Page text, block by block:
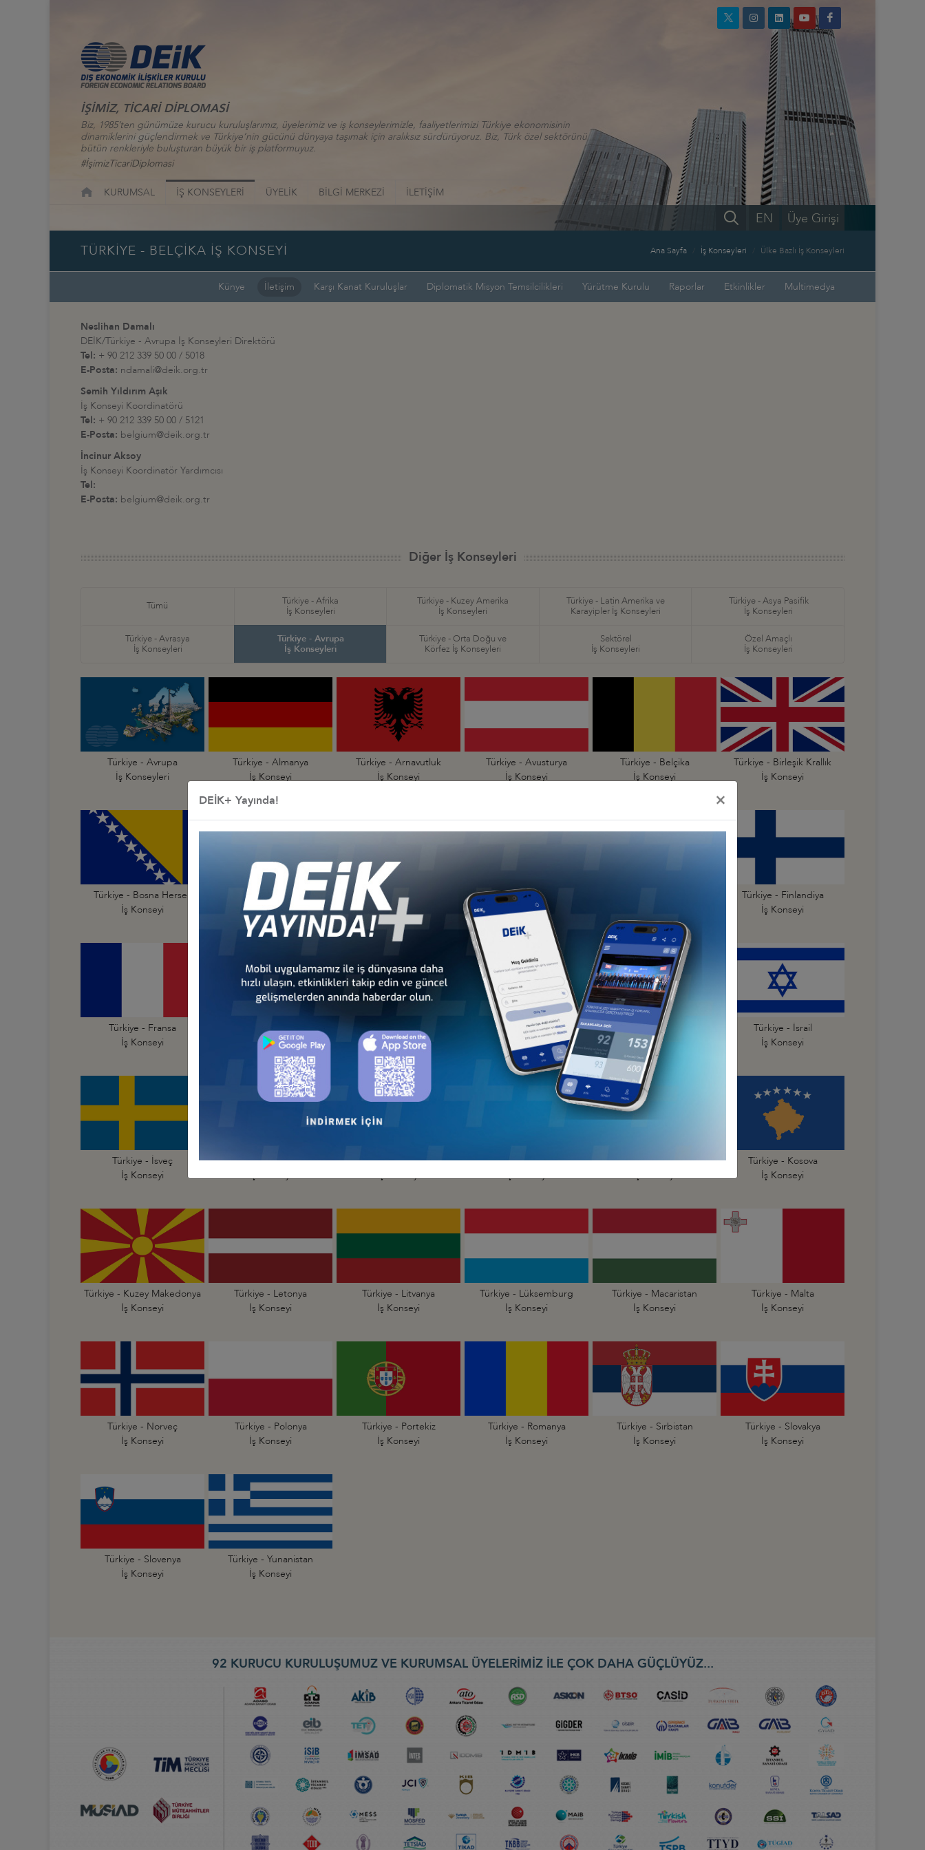
İŞİMİZ, TİCARİ DİPLOMASİ
Biz, 1985’ten günümüze kurucu kuruluşlarımız, üyelerimiz ve iş konseylerimizle, faaliyetlerimizi Türkiye ekonomisinin
dinamiklerini güçlendirmek ve Türkiye’nin gücünü dünyaya taşımak için aralıksız sürdürüyoruz. Biz, Türk özel sektörünü
bütün renkleriyle buluşturan büyük bir iş platformuyuz.
#İşimizTicariDiplomasi
KURUMSAL İŞ KONSEYLERİ ÜYELİK BİLGİ MERKEZİ İLETİŞİM
Üye Girişi
EN
TÜRKİYE - BELÇİKA İŞ KONSEYİ Ana Sayfa İş Konseyleri Ülke Bazlı İş Konseyleri
Künye İletişim Karşı Kanat Kuruluşlar Diplomatik Misyon Temsilcilikleri Yürütme Kurulu Raporlar Etkinlikler Multimedya
Neslihan Damalı
DEİK/Türkiye - Avrupa İş Konseyleri Direktörü
Tel: + 90 212 339 50 00 / 5018
E-Posta: ndamali@deik.org.tr
Semih Yıldırım Aşık
İş Konseyi Koordinatörü
Tel: + 90 212 339 50 00 / 5121
E-Posta: belgium@deik.org.tr
İncinur Aksoy
İş Konseyi Koordinatör Yardımcısı
Tel:
E-Posta: belgium@deik.org.tr
Diğer İş Konseyleri
Tümü
Türkiye - Afrika
İş Konseyleri
Türkiye - Kuzey Amerika
İş Konseyleri
Türkiye - Latin Amerika ve
Karayipler İş Konseyleri
Türkiye - Asya Pasifik
İş Konseyleri
Türkiye - Avrasya
İş Konseyleri
Türkiye - Avrupa
İş Konseyleri
Türkiye - Orta Doğu ve
Körfez İş Konseyleri
Sektörel
İş Konseyleri
Özel Amaçlı
İş Konseyleri
Türkiye - Avrupa
İş Konseyleri
Türkiye - Almanya
İş Konseyi
Türkiye - Arnavutluk
İş Konseyi
Türkiye - Avusturya
İş Konseyi
Türkiye - Belçika
İş Konseyi
Türkiye - Birleşik Krallık
İş Konseyi
Türkiye - Bosna Hersek
İş Konseyi
Türkiye - Bulgaristan
İş Konseyi
Türkiye - Çekya
İş Konseyi
Türkiye - Danimarka
İş Konseyi
Türkiye - Finlandiya
İş Konseyi
Türkiye - Fransa
İş Konseyi
Türkiye - Hırvatistan
İş Konseyi
Türkiye - Hollanda
İş Konseyi
Türkiye - İrlanda
İş Konseyi
Türkiye - İspanya
İş Konseyi
Türkiye - İsrail
İş Konseyi
Türkiye - İsveç
İş Konseyi
Türkiye - İsviçre
İş Konseyi
Türkiye - İtalya
İş Konseyi
Türkiye - K.K.T.C.
İş Konseyi
Türkiye - Karadağ
İş Konseyi
Türkiye - Kosova
İş Konseyi
Türkiye - Kuzey Makedonya
İş Konseyi
Türkiye - Letonya
İş Konseyi
Türkiye - Litvanya
İş Konseyi
Türkiye - Lüksemburg
İş Konseyi
Türkiye - Macaristan
İş Konseyi
Türkiye - Malta
İş Konseyi
Türkiye - Norveç
İş Konseyi
Türkiye - Polonya
İş Konseyi
Türkiye - Portekiz
İş Konseyi
Türkiye - Romanya
İş Konseyi
Türkiye - Sırbistan
İş Konseyi
Türkiye - Slovakya
İş Konseyi
Türkiye - Slovenya
İş Konseyi
Türkiye - Yunanistan
İş Konseyi
92 KURUCU KURULUŞUMUZ VE KURUMSAL ÜYELERİMİZ İLE ÇOK DAHA GÜÇLÜYÜZ...
DEİK+ Yayında! ×